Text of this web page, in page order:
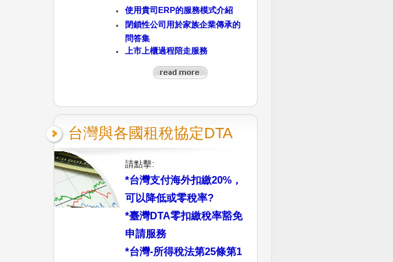
使用貴司ERP的服務模式介紹
閉鎖性公司用於家族企業傳承的
問答集
上市上櫃過程陪走服務
台灣與各國租稅協定DTA
請點擊:
*台灣支付海外扣繳20%，
可以降低或零稅率?
*臺灣DTA零扣繳稅率豁免
申請服務
*台灣-所得稅法第25條第1